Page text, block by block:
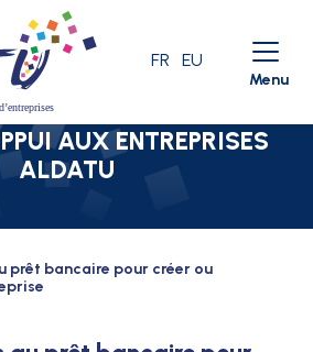
Aller à la recherche
LANGUE ACTIVE
FR EU
Menu
AUX ENTREPRISES
ALDATU
prêt bancaire pour créer ou